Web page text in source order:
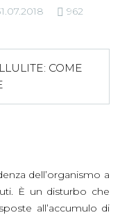
962
dell’organismo a
È un disturbo che
all’accumulo di